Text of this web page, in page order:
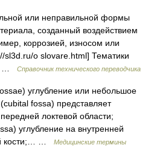
или неправильной формы
созданный воздействием
коррозией, износом или
o slovare.html] Тематики
…
Справочник технического переводчика
углубление или небольшое
fossa) представляет
локтевой области;
углубление на внутренней
кости;… …
Медицинские термины